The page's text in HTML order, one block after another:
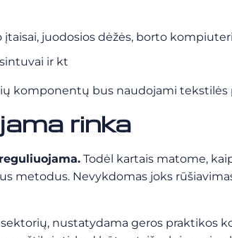
įtaisai, juodosios dėžės, borto
ir kt
komponentų bus naudojami tekstilės
rinka
Todėl kartais matome,
Nevykdomas joks rūšiavimas
nustatydama geros praktikos